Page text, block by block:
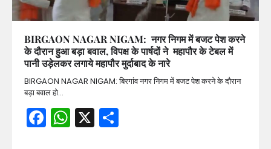
BIRGAON NAGAR NIGAM: नगर निगम में बजट पेश करने
के दौरान हुआ बड़ा बवाल, विपक्ष के पार्षदों ने महापौर के टेबल में
पानी उड़ेलकर लगाये महापौर मुर्दाबाद के नारे
BIRGAON NAGAR NIGAM: बिरगांव नगर निगम में बजट पेश करने के दौरान
बड़ा बवाल हो…
Facebook
WhatsApp
X